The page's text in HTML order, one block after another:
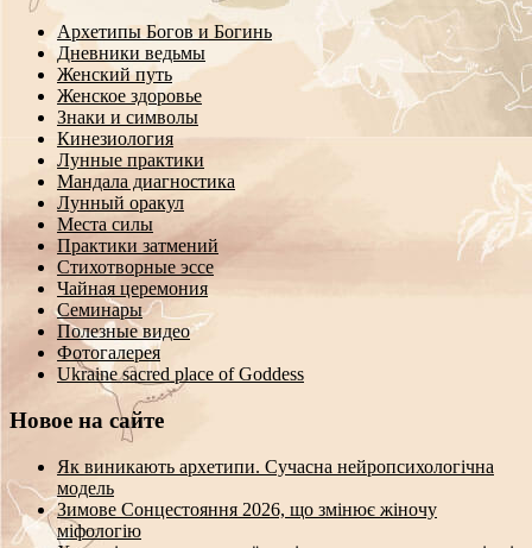
Архетипы Богов и Богинь
Дневники ведьмы
Женский путь
Женское здоровье
Знаки и символы
Кинезиология
Лунные практики
Мандала диагностика
Лунный оракул
Места силы
Практики затмений
Стихотворные эссе
Чайная церемония
Семинары
Полезные видео
Фотогалерея
Ukraine sacred place of Goddess
Новое на сайте
Як виникають архетипи. Сучасна нейропсихологічна
модель
Зимове Сонцестояння 2026, що змінює жіночу
міфологію